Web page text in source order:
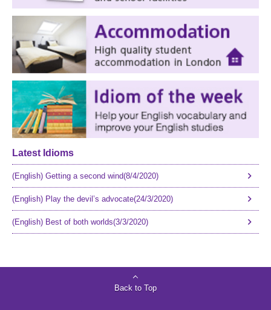
Latest Idioms
(English) Getting a second wind(8/4/2020)
(English) Play the devil’s advocate(24/3/2020)
(English) Best of both worlds(3/3/2020)
Back to Top